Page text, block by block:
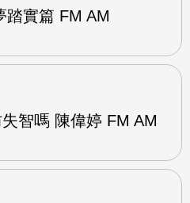
踏實篇 FM AM
智嗎 陳偉婷 FM AM